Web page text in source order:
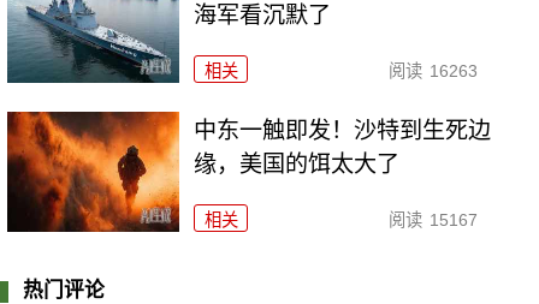
海军看沉默了
相关 阅读 16263
中东一触即发！沙特到生死边
缘，美国的饵太大了
相关 阅读 15167
热门评论